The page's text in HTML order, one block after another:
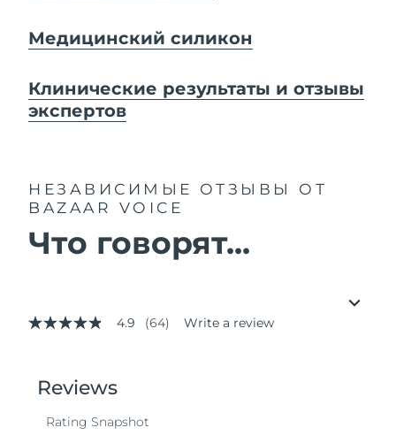
Медицинский силикон
Клинические результаты и отзывы
экспертов
НЕЗАВИСИМЫЕ ОТЗЫВЫ
ОТ
BAZAAR VOICE
Что говорят...
4.9
stars,
average
value.
4.9 (64) Write a review